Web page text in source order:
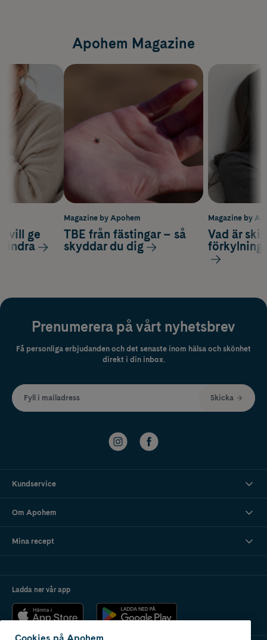
Apohem Magazine
Magazine by
Vad är
förkylning
vill ge
lindra
Magazine by Apohem
TBE från fästingar – så
skyddar du dig
Prenumerera på vårt nyhetsbrev
Få personliga erbjudanden och det senaste inom hälsa och skönhet
direkt i din inbox.
Fyll i mailadress Skicka
Kundservice
Om Apohem
Mina recept
Ladda ner vår app